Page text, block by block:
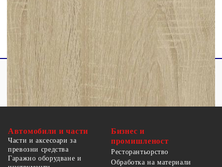
1 х Шкаф за баня
Автомобили и части
Части и аксесоари за
превозни средства
Гаражно оборудване и
Бизнес и
промишленост
Ресторантьорство
Обработка на материали